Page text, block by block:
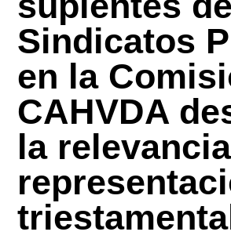
Sindicatos
en la
CAHVDA
la
triestamental